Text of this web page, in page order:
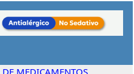
DE MEDICAMENTOS